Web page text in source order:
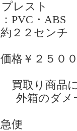
プレスト
PVC・ABS
２２センチ
格￥２５０
買取り商品
のダメージ
便